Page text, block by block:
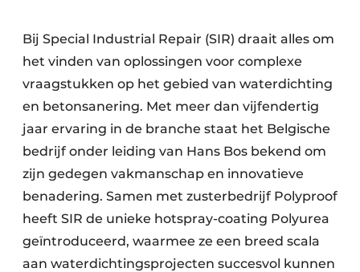
Bij Special Industrial Repair (SIR) draait alles om
het vinden van oplossingen voor complexe
vraagstukken op het gebied van waterdichting
en betonsanering. Met meer dan vijfendertig
jaar ervaring in de branche staat het Belgische
bedrijf onder leiding van Hans Bos bekend om
zijn gedegen vakmanschap en innovatieve
benadering. Samen met zusterbedrijf Polyproof
heeft SIR de unieke hotspray-coating Polyurea
geïntroduceerd, waarmee ze een breed scala
aan waterdichtingsprojecten succesvol kunnen